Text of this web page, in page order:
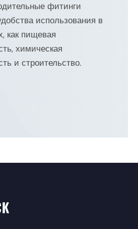
фитинги
использования в
как пищевая
химическая
и строительство.